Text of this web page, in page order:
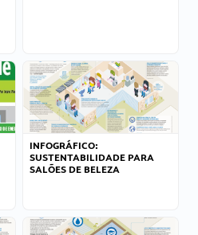
INFOGRÁFICO:
SUSTENTABILIDADE PARA
SALÕES DE BELEZA